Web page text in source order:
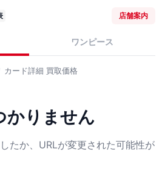
店舗案内
ワンピース
カード詳細 買取価格
かりません
たか、URLが変更された可能性が